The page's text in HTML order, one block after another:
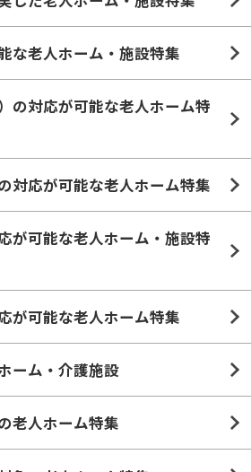
な老人ホーム・施設特集
の対応が可能な老人ホーム特
対応が可能な老人ホーム特集
が可能な老人ホーム・施設特
が可能な老人ホーム特集
ーム・介護施設
老人ホーム特集
象の老人ホーム特集